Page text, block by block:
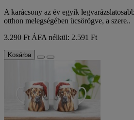
A karácsony az év egyik
otthon melegségében ücsörögve, a szere..
3.290 Ft ÁFA nélkül: 2.591 Ft
Kosárba